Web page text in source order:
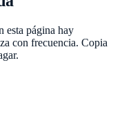
esta página hay
con frecuencia. Copia